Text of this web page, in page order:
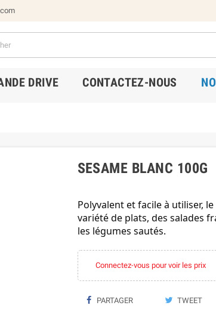
DRIVE CONTACTEZ-NOUS
SESAME BLANC 100G
Polyvalent et facile à utiliser,
variété de plats, des salades
les légumes sautés.
Connectez-vous pour voir les prix
PARTAGER TWEET